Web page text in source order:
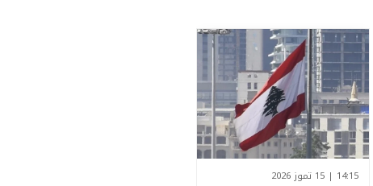
14:15 | 15 تموز 2026